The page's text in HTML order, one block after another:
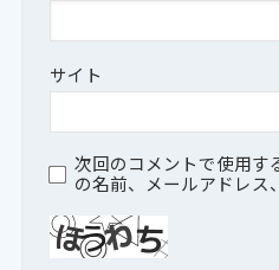
サイト
次回のコメントで使用す
の名前、メールアドレス